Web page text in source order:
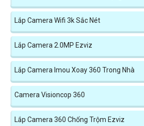
Lắp Camera Wifi 3k Sắc Nét
Lắp Camera 2.0MP Ezviz
Lắp Camera Imou Xoay 360 Trong Nhà
Camera Visioncop 360
Lắp Camera 360 Chống Trộm Ezviz